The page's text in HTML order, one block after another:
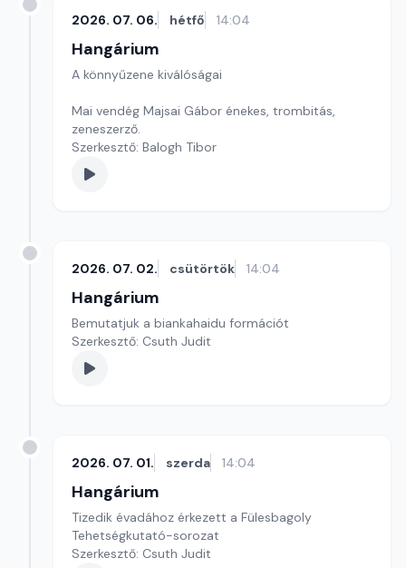
2026. 07. 06. hétfő 14:04
Hangárium
A könnyűzene kiválóságai
Mai vendég Majsai Gábor énekes, trombitás,
zeneszerző.
Szerkesztő: Balogh Tibor
2026. 07. 02. csütörtök 14:04
Hangárium
Bemutatjuk a biankahaidu formációt
Szerkesztő: Csuth Judit
2026. 07. 01. szerda 14:04
Hangárium
Tizedik évadához érkezett a Fülesbagoly
Tehetségkutató-sorozat
Szerkesztő: Csuth Judit